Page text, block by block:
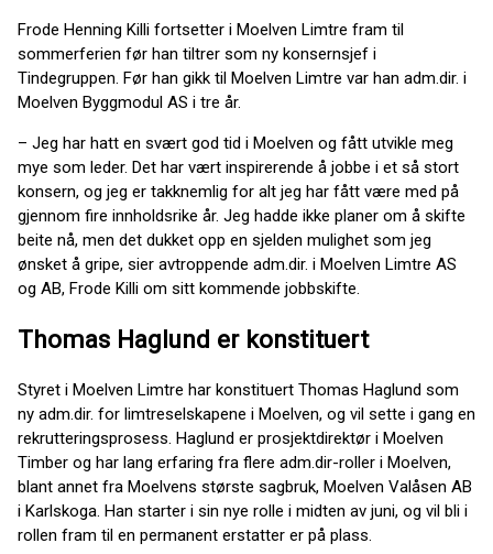
Frode Henning Killi fortsetter i Moelven Limtre fram til
sommerferien før han tiltrer som ny konsernsjef i
Tindegruppen. Før han gikk til Moelven Limtre var han adm.dir. i
Moelven Byggmodul AS i tre år.
– Jeg har hatt en svært god tid i Moelven og fått utvikle meg
mye som leder. Det har vært inspirerende å jobbe i et så stort
konsern, og jeg er takknemlig for alt jeg har fått være med på
gjennom fire innholdsrike år. Jeg hadde ikke planer om å skifte
beite nå, men det dukket opp en sjelden mulighet som jeg
ønsket å gripe, sier avtroppende adm.dir. i Moelven Limtre AS
og AB, Frode Killi om sitt kommende jobbskifte.
Thomas Haglund er konstituert
Styret i Moelven Limtre har konstituert Thomas Haglund som
ny adm.dir. for limtreselskapene i Moelven, og vil sette i gang en
rekrutteringsprosess. Haglund er prosjektdirektør i Moelven
Timber og har lang erfaring fra flere adm.dir-roller i Moelven,
blant annet fra Moelvens største sagbruk, Moelven Valåsen AB
i Karlskoga. Han starter i sin nye rolle i midten av juni, og vil bli i
rollen fram til en permanent erstatter er på plass.